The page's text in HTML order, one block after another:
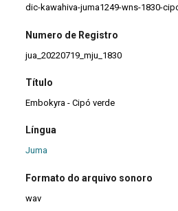
dic-kawahiva-juma1249-wns-1830-
Numero de Registro
jua_20220719_mju_1830
Título
Embokyra - Cipó verde
Língua
Juma
Formato do arquivo sonoro
wav